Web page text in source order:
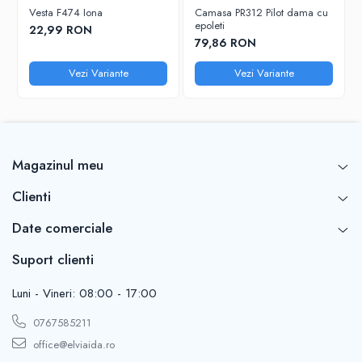
Vesta F474 Iona
22,99 RON
Vezi Variante
Camasa PR312 Pilot dama cu
epoleti
79,86 RON
Vezi Variante
Magazinul meu
Clienti
Date comerciale
Suport clienti
Luni - Vineri: 08:00 - 17:00
0767585211
office@elviaida.ro